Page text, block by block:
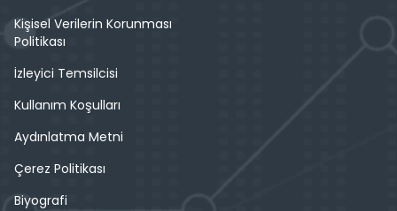
Kişisel Verilerin Korunması
Politikası
İzleyici Temsilcisi
Kullanım Koşulları
Aydınlatma Metni
Çerez Politikası
Biyografi